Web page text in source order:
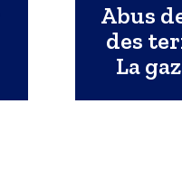
Abus
des
La